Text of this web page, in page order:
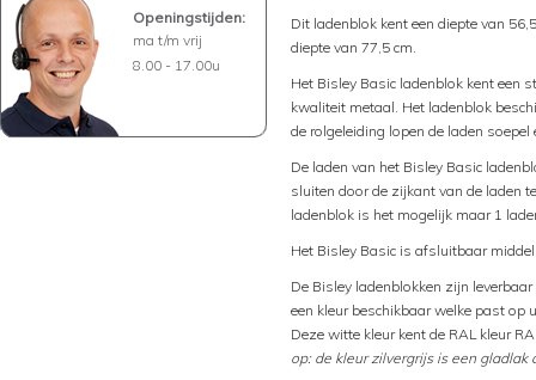
Openingstijden:
ma t/m vrij
8.00 - 17.00u
Dit ladenblok kent een diepte van
diepte van 77,5 cm.
Het Bisley Basic ladenblok kent een
kwaliteit metaal. Het ladenblok
de rolgeleiding lopen de laden
De laden van het Bisley Basic
sluiten door de zijkant van de laden
ladenblok is het mogelijk maar 1
Het Bisley Basic is afsluitbaar
De Bisley ladenblokken zijn
een kleur beschikbaar welke past op
Deze witte kleur kent de RAL kleur
op: de kleur zilvergrijs is een gladlak